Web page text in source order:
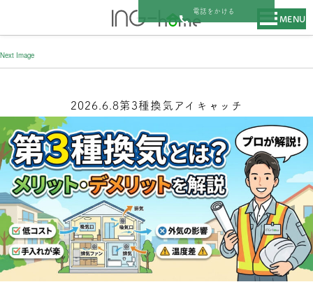
MENU
Next Image
2026.6.8第3種換気アイキャッチ
電話をかける